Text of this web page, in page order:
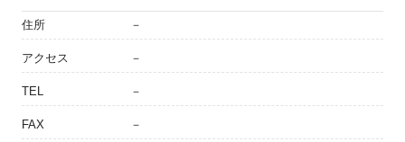
住所 －
アクセス －
TEL －
FAX －